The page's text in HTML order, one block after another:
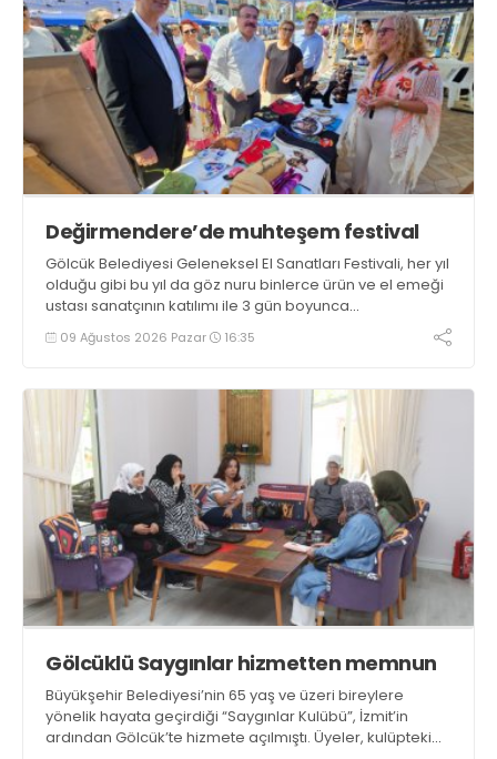
Değirmendere’de muhteşem festival
Gölcük Belediyesi Geleneksel El Sanatları Festivali, her yıl
olduğu gibi bu yıl da göz nuru binlerce ürün ve el emeği
ustası sanatçının katılımı ile 3 gün boyunca
Değirmendere İskele meydanında gerçekleştirildi
09 Ağustos 2026 Pazar 16:35
Gölcüklü Saygınlar hizmetten memnun
Büyükşehir Belediyesi’nin 65 yaş ve üzeri bireylere
yönelik hayata geçirdiği “Saygınlar Kulübü”, İzmit’in
ardından Gölcük’te hizmete açılmıştı. Üyeler, kulüpteki